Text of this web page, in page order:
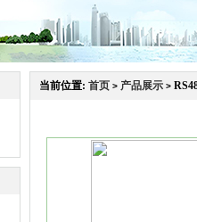
当前位置: 首页 > 产品展示 >